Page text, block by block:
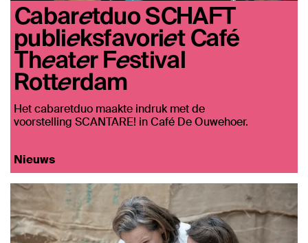
Cabaretduo SCHAFT
publieksfavoriet Café
Theater Festival
Rotterdam
Het cabaretduo maakte indruk met de
voorstelling SCANTARE! in Café De Ouwehoer.
Nieuws